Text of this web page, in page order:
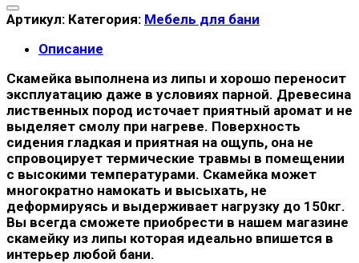
Артикул: Категория: Мебель для бани
Описание
Скамейка выполнена из липы и хорошо переносит
эксплуатацию даже в условиях парной. Древесина
лиственных пород источает приятный аромат и не
выделяет смолу при нагреве. Поверхность
сидения гладкая и приятная на ощупь, она не
спровоцирует термические травмы в помещении
с высокими температурами. Скамейка может
многократно намокать и высыхать, не
деформируясь и выдерживает нагрузку до 150кг.
Вы всегда сможете приобрести в нашем магазине
скамейку из липы которая идеально впишется в
интерьер любой бани.